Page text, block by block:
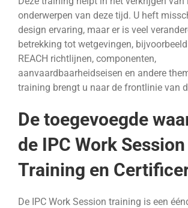
onderwerpen van deze tijd. U heft
design ervaring, maar er is veel
betrekking tot wetgevingen,
REACH richtlijnen, componenten,
aanvaardbaarheidseisen en andere
training brengt u naar de frontlinie van
De toegevoegde
de IPC Work Session
Training en
De IPC Work Session training is een